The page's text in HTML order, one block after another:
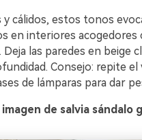
y cálidos, estos tonos
en interiores
Deja las paredes en beige
Consejo: repite
de lámparas para dar
de salvia sándalo